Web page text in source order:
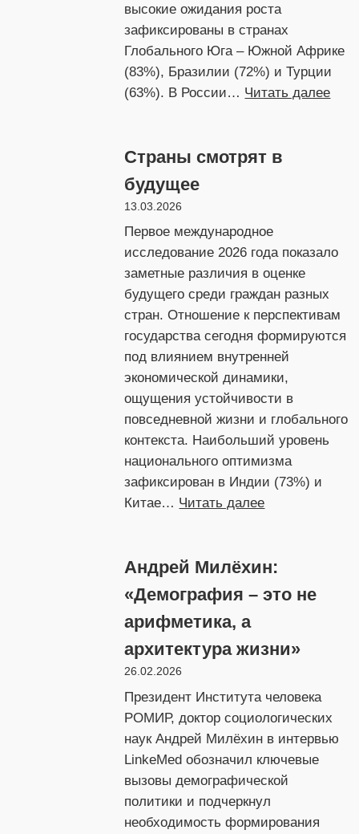
высокие ожидания роста
зафиксированы в странах
Глобального Юга – Южной Африке
(83%), Бразилии (72%) и Турции
(63%). В России… Читать далее:
Страны смотрят в
будущее
13.03.2026
Первое международное
исследование 2026 года показало
заметные различия в оценке
будущего среди граждан разных
стран. Отношение к перспективам
государства сегодня формируются
под влиянием внутренней
экономической динамики,
ощущения устойчивости в
повседневной жизни и глобального
контекста. Наибольший уровень
национального оптимизма
зафиксирован в Индии (73%) и
Китае… Читать далее:
в
Андрей Милёхин:
«Демография – это не
арифметика, а
архитектура жизни»
26.02.2026
Президент Института человека
РОМИР, доктор социологических
наук Андрей Милёхин в интервью
LinkeMed обозначил ключевые
вызовы демографической
политики и подчеркнул
необходимость формирования